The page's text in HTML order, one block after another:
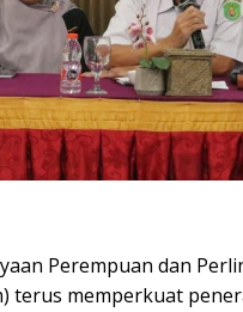
Perempuan dan
terus memperkuat